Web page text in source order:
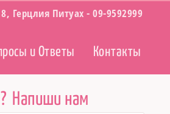
Герцлия Питуах​ - 09-9592999
и Ответы Контакты
Напиши нам